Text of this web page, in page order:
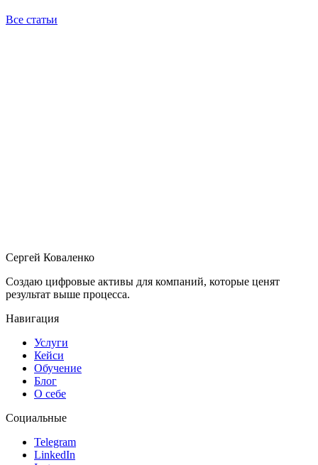
Все статьи
Сергей Коваленко
Создаю цифровые активы для компаний, которые ценят
результат выше процесса.
Навигация
Услуги
Кейси
Обучение
Блог
О себе
Социальные
Telegram
LinkedIn